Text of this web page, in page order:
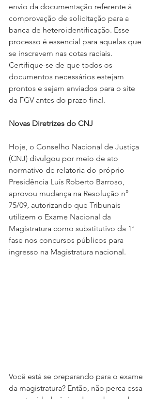
envio da documentação referente à
comprovação de solicitação para a
banca de heteroidentificação. Esse
processo é essencial para aquelas que
se inscrevem nas cotas raciais.
Certifique-se de que todos os
documentos necessários estejam
prontos e sejam enviados para o site
da FGV antes do prazo final.
Novas Diretrizes do CNJ
Hoje, o Conselho Nacional de Justiça
(CNJ) divulgou por meio de ato
normativo de relatoria do próprio
Presidência Luís Roberto Barroso,
aprovou mudança na Resolução n°
75/09, autorizando que Tribunais
utilizem o Exame Nacional da
Magistratura como substitutivo da 1ª
fase nos concursos públicos para
ingresso na Magistratura nacional.
Você está se preparando para o exame
da magistratura? Então, não perca essa